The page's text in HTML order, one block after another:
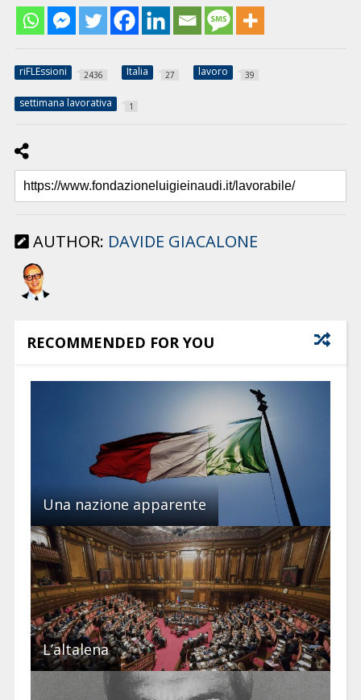
riFLEssioni 2436 Italia 27 lavoro 39
settimana lavorativa 1
AUTHOR: DAVIDE GIACALONE
RECOMMENDED FOR YOU
Una nazione apparente
L’altalena